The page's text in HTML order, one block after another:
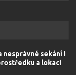
nesprávné sekání i
a lokaci